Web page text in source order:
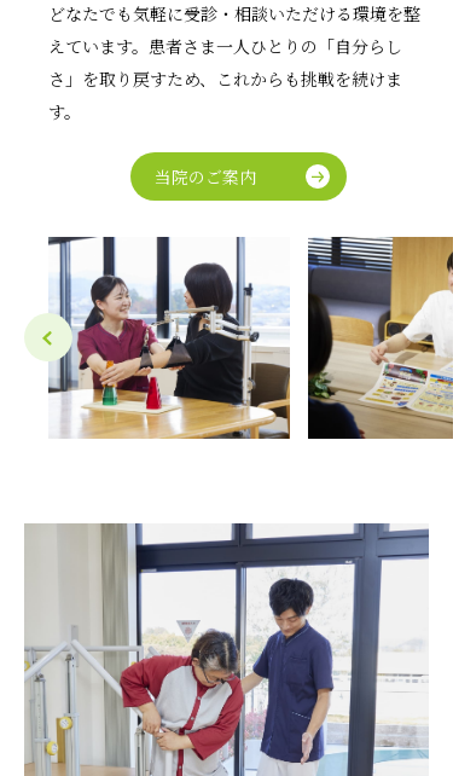
どなたでも気軽に受診・相談いただける環境を整
えています。患者さま一人ひとりの「自分らし
さ」を取り戻すため、これからも挑戦を続けま
す。
当院のご案内